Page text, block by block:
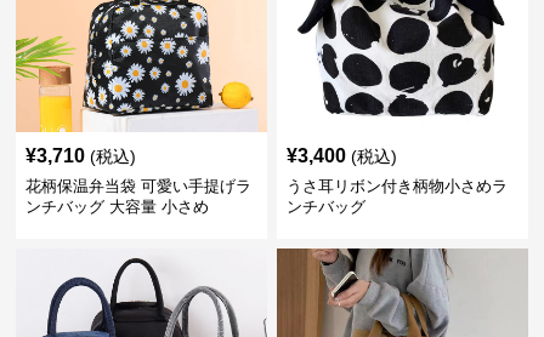
¥3,710 (税込)
花柄保温弁当袋 可愛い手提げラ
ンチバッグ 大容量 小さめ
¥3,400 (税込)
うさ耳リボン付き柄物小さめラ
ンチバッグ